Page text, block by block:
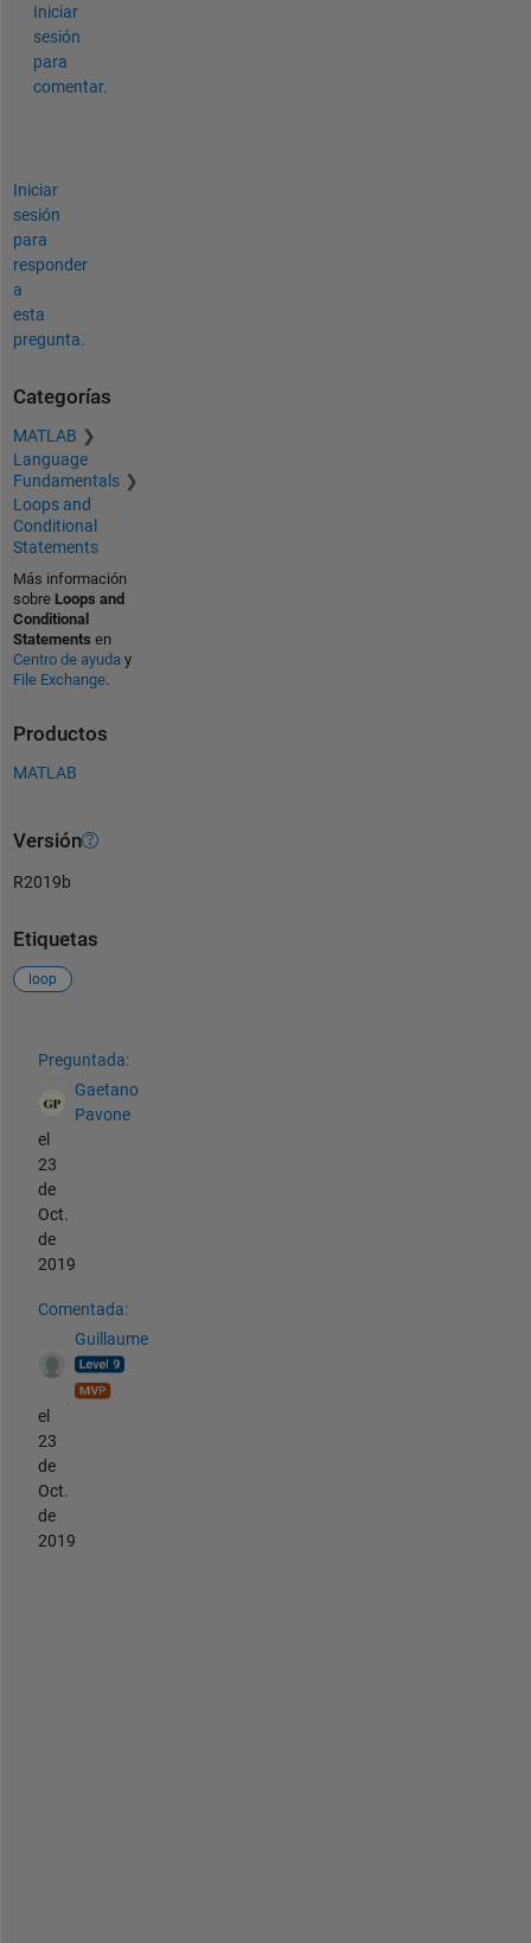
Iniciar
sesión
para
comentar.
Iniciar
sesión
para
responder
a
esta
pregunta.
Categorías
MATLAB
Language
Fundamentals
Loops and
Conditional
Statements
Más información
sobre Loops and
Conditional
Statements en
Centro de ayuda y
File Exchange.
Productos
MATLAB
Versión
R2019b
Etiquetas
loop
Preguntada:
Gaetano
Pavone
el
23
de
Oct.
de
2019
Comentada:
Guillaume
el
23
de
Oct.
de
2019